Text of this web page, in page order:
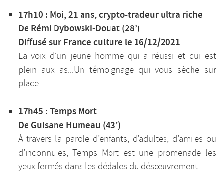
17h10 : Moi, 21 ans, crypto-tradeur ultra riche
De Rémi Dybowski-Douat (28’)
Diffusé sur France culture le 16/12/2021
La voix d’un jeune homme qui a réussi et qui est
plein aux as...Un témoignage qui vous sèche sur
place !
17h45 : Temps Mort
De Guisane Humeau (43’)
À travers la parole d’enfants, d’adultes, d’ami·es ou
d’inconnu·es, Temps Mort est une promenade les
yeux fermés dans les dédales du désœuvrement.